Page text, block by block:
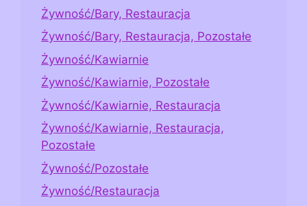
Żywność/Bary, Restauracja
Żywność/Bary, Restauracja, Pozostałe
Żywność/Kawiarnie
Żywność/Kawiarnie, Pozostałe
Żywność/Kawiarnie, Restauracja
Żywność/Kawiarnie, Restauracja,
Pozostałe
Żywność/Pozostałe
Żywność/Restauracja